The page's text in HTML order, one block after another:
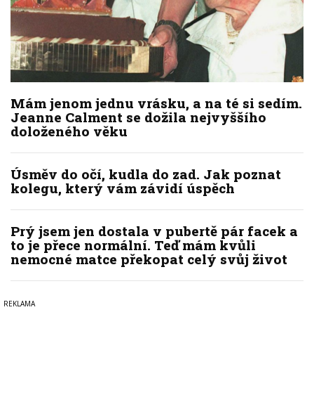
Mám jenom jednu vrásku, a na té si sedím.
Jeanne Calment se dožila nejvyššího
doloženého věku
Úsměv do očí, kudla do zad. Jak poznat
kolegu, který vám závidí úspěch
Prý jsem jen dostala v pubertě pár facek a
to je přece normální. Teď mám kvůli
nemocné matce překopat celý svůj život